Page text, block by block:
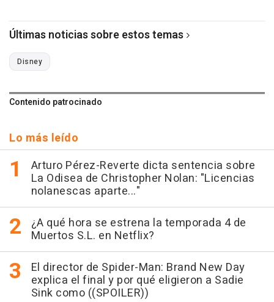
Últimas noticias sobre estos temas
Disney
Contenido patrocinado
Lo más leído
Arturo Pérez-Reverte dicta sentencia sobre
La Odisea de Christopher Nolan: "Licencias
nolanescas aparte..."
¿A qué hora se estrena la temporada 4 de
Muertos S.L. en Netflix?
El director de Spider-Man: Brand New Day
explica el final y por qué eligieron a Sadie
Sink como ((SPOILER))